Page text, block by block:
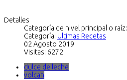
Detalles
Categoría de nivel principal o raíz:
Categoría: Ultimas Recetas
02 Agosto 2019
Visitas: 6272
dulce de leche
volcan